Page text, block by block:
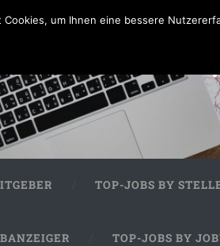
TOP-JOBS BY
TOP-JOBS BY
um Ihnen eine bessere